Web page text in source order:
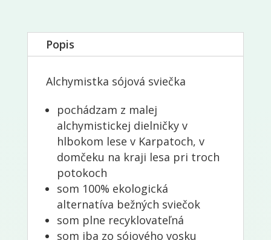
sójová
Popis
Alchymistka sójová sviečka
pochádzam z malej
alchymistickej dielničky v
hlbokom lese v Karpatoch, v
domčeku na kraji lesa pri troch
potokoch
som 100% ekologická
alternatíva bežných sviečok
som plne recyklovateľná
som iba zo sójového vosku